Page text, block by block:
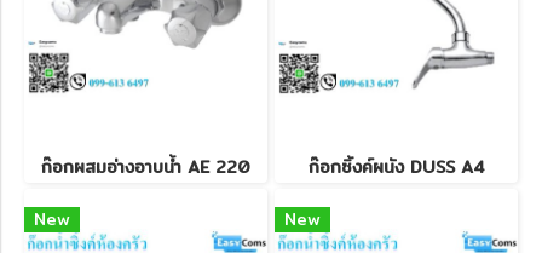
ก๊อกผสมอ่างอาบน้ำ AE 220
ก๊อกซิ้งค์ผนัง DUSS A4
New
New